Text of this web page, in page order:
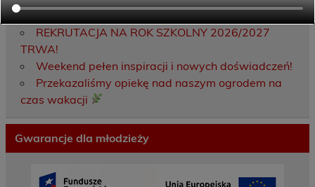
w słonecznej Sewilli!
REKRUTACJA NA ROK SZKOLNY 2026/2027
TRWA!
Weekend pełen inspiracji i nowych doświadczeń!
Przekazaliśmy opiekę nad naszym ogrodem na
czas wakacji
Gwarancje dla młodzieży